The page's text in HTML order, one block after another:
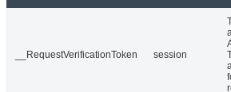
__RequestVerificationToken session